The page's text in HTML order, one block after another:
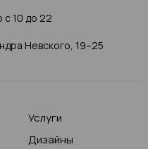
Невского, 19–25
с 10 до 22
Услуги
Дизайны